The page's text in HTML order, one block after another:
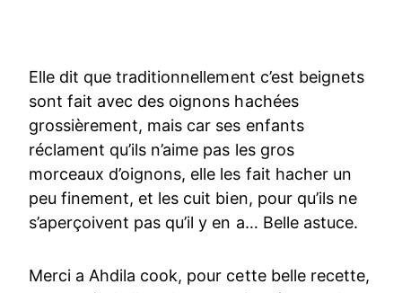
Elle dit que traditionnellement c’est beignets
sont fait avec des oignons hachées
grossièrement, mais car ses enfants
réclament qu’ils n’aime pas les gros
morceaux d’oignons, elle les fait hacher un
peu finement, et les cuit bien, pour qu’ils ne
s’aperçoivent pas qu’il y en a… Belle astuce.
Merci a Ahdila cook, pour cette belle recette,